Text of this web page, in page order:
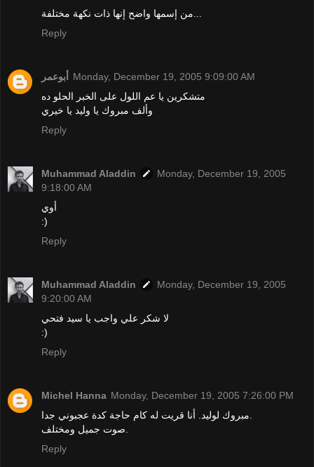
Reply
أبوعمر Monday, December 19, 2005 9:09:00 AM
متشكرين يا عم اللول على الخبر الحلو ده
وألف مبروك يا وليد يا خيري
Reply
Muhammad Aladdin
Monday, December 19, 2005
9:18:00 AM
أوي
:)
Reply
Muhammad Aladdin
Monday, December 19, 2005
9:20:00 AM
لا شكر علي واجب يا سيد فتحي
:)
Reply
Michel Hanna Monday, December 19, 2005 7:26:00 PM
Reply